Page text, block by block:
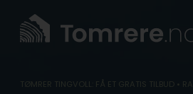
content
TØMRER TINGVOLL: FÅ ET GRATIS TILBUD •